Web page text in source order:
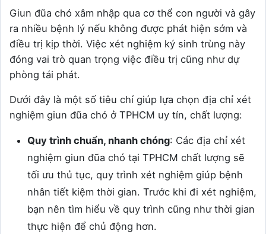
Giun đũa chó xâm nhập qua cơ thể con người và gây
ra nhiều bệnh lý nếu không được phát hiện sớm và
điều trị kịp thời. Việc xét nghiệm ký sinh trùng này
đóng vai trò quan trọng việc điều trị cũng như dự
phòng tái phát.
Dưới đây là một số tiêu chí giúp lựa chọn địa chỉ xét
nghiệm giun đũa chó ở TPHCM uy tín, chất lượng:
Quy trình chuẩn, nhanh chóng: Các địa chỉ xét
nghiệm giun đũa chó tại TPHCM chất lượng sẽ
tối ưu thủ tục, quy trình xét nghiệm giúp bệnh
nhân tiết kiệm thời gian. Trước khi đi xét nghiệm,
bạn nên tìm hiểu về quy trình cũng như thời gian
thực hiện để chủ động hơn.